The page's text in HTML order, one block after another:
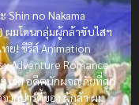
Shin no Nakama
ผมโดนกลุ่มผู้กล้าขับไสฯ
ย! ซีรีส์ Animation
Adventure Romance.
เรดอดีตนักผจญภัยที่ถูก
ากปาร์ตี้ของผู้กล้าผม